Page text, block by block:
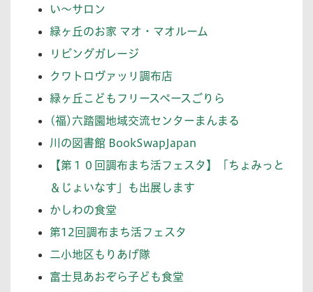
い〜サロン
緑ヶ丘のお家 マオ・マオルーム
リビングガレージ
クワトロヴァッリ調布店
緑ヶ丘こどもフリースペースごりら
(福)六踏園地域交流センターまんまる
川の図書館 BookSwapJapan
【第１０回調布まち活フェスタ】「ちょみっと
＆じょいなす」も出展します
かしわの食堂
第12回調布まち活フェスタ
二小地区もりあげ隊
富士見あおぞら子ども食堂